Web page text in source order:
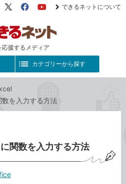
援するメディア
X（旧
FacebookYouTube
できるネットについて
カテゴリーから探す
を入力する方法
関数を入力する方法